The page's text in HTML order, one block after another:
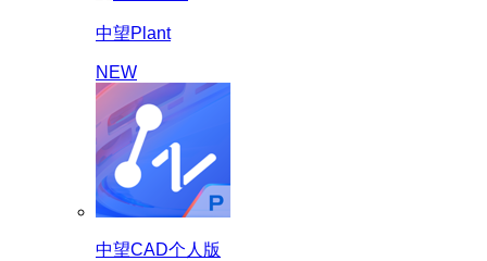
中望Plant
NEW
中望CAD个人版